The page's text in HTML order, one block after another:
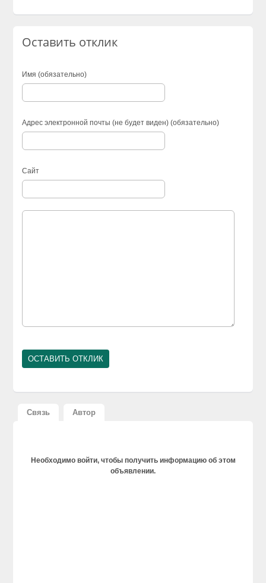
Оставить отклик
Имя (обязательно)
Адрес электронной почты (не будет виден) (обязательно)
Сайт
Связь Автор
Необходимо войти, чтобы получить информацию об этом
объявлении.